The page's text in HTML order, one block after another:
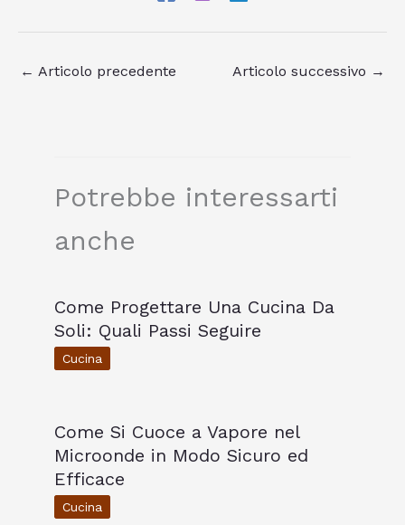
← Articolo precedente Articolo successivo →
Potrebbe interessarti
anche
Come Progettare Una Cucina Da
Soli: Quali Passi Seguire
Cucina
Come Si Cuoce a Vapore nel
Microonde in Modo Sicuro ed
Efficace
Cucina